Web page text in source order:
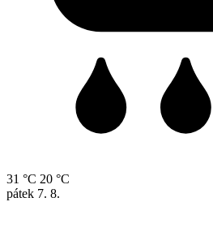
31 °C 20 °C
pátek 7. 8.